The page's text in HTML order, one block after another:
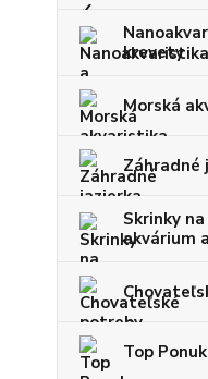
krevety
Morská
Záhradné
Skrinky
akvárium
Top